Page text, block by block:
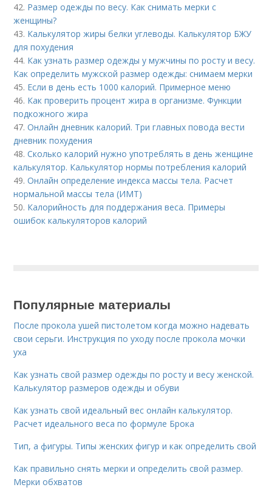
42. Размер одежды по весу. Как снимать мерки с
женщины?
43. Калькулятор жиры белки углеводы. Калькулятор БЖУ
для похудения
44. Как узнать размер одежды у мужчины по росту и весу.
Как определить мужской размер одежды: снимаем мерки
45. Если в день есть 1000 калорий. Примерное меню
46. Как проверить процент жира в организме. Функции
подкожного жира
47.Онлайн дневник калорий. Три главных повода вести
дневник похудения
48.Сколько калорий нужно употреблять в день женщине
калькулятор. Калькулятор нормы потребления калорий
49.Онлайн определение индекса массы тела. Расчет
нормальной массы тела (ИМТ)
50. Калорийность для поддержания веса. Примеры
ошибок калькуляторов калорий
Популярные материалы
После прокола ушей пистолетом когда можно надевать
свои серьги. Инструкция по уходу после прокола мочки
уха
Как узнать свой размер одежды по росту и весу женской.
Калькулятор размеров одежды и обуви
Как узнать свой идеальный вес онлайн калькулятор.
Расчет идеального веса по формуле Брока
Тип, а фигуры. Типы женских фигур и как определить свой
Как правильно снять мерки и определить свой размер.
Мерки обхватов